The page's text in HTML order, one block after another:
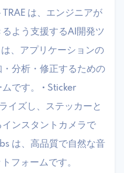
TRAE は、エンジニアが
よう支援するAI開発ツ
、アプリケーションの
分析・修正するための
です。 • Sticker
イズし、ステッカーと
ンスタントカメラで
は、高品質で自然な音
フォームです。